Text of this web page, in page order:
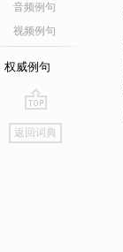
音频例句
视频例句
权威例句
go
top
返回词典